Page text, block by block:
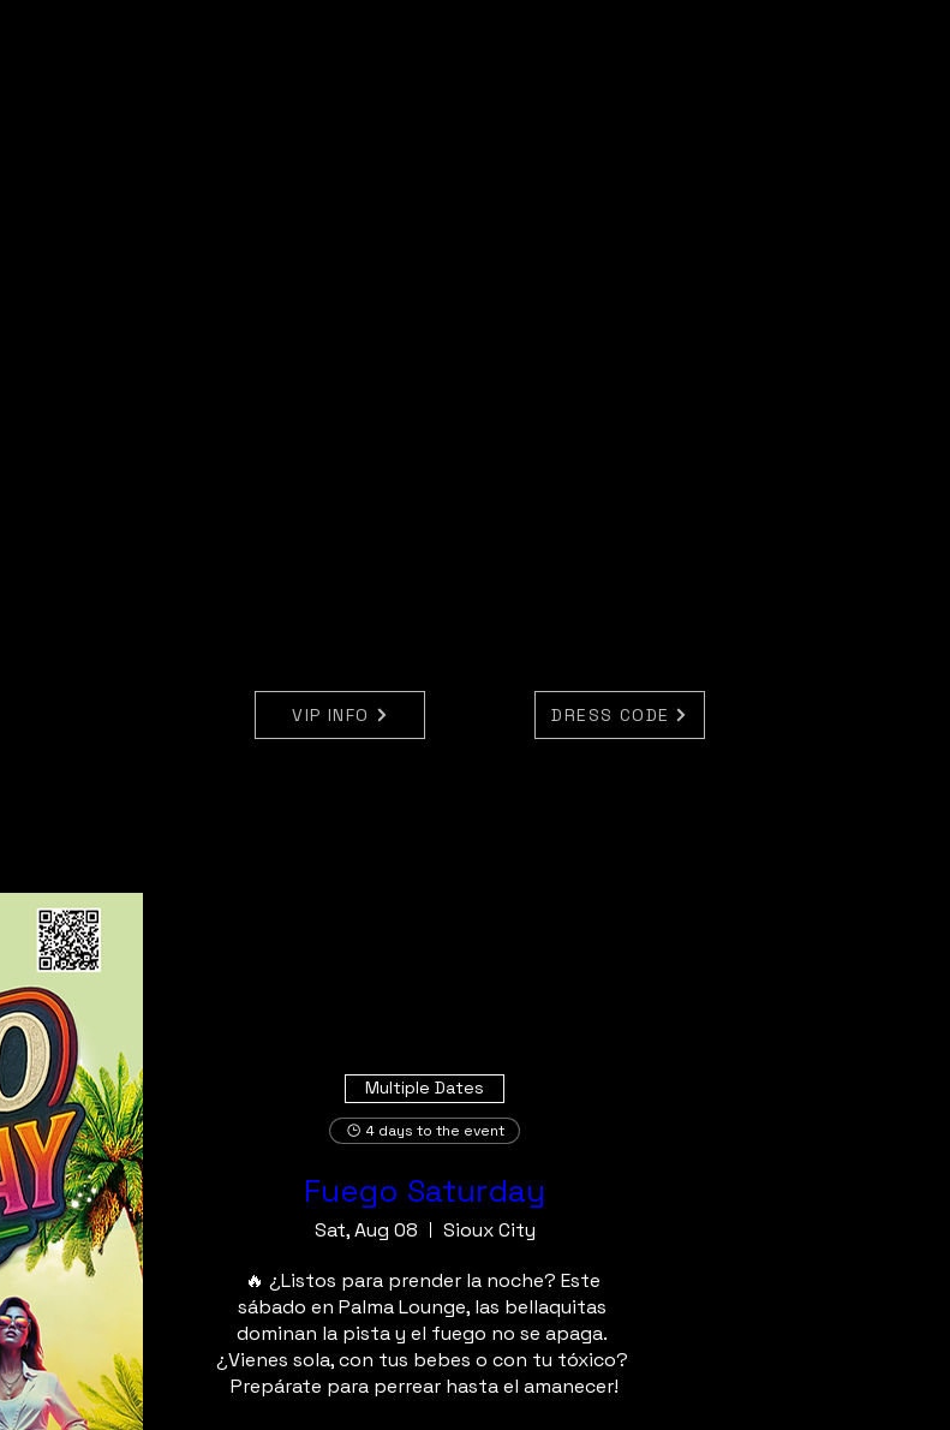
VIP INFO DRESS CODE
Multiple Dates
4 days to the event
Fuego Saturday
Sat, Aug 08
Sioux City
🔥 ¿Listos para prender la noche? Este
sábado en Palma Lounge, las bellaquitas
dominan la pista y el fuego no se apaga.
¿Vienes sola, con tus bebes o con tu tóxico?
Prepárate para perrear hasta el amanecer!